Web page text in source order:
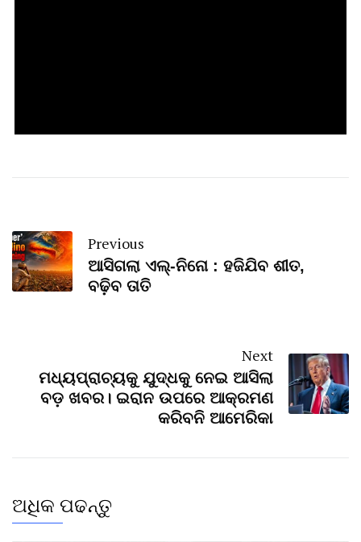
Previous
ଆସିଗଲା ଏଲ୍‌-ନିନୋ : ହଜିଯିବ ଶୀତ,
ବଢ଼ିବ ତାତି
Next
ମଧ୍ୟପ୍ରାଚ୍ୟକୁ ଯୁଦ୍ଧକୁ ନେଇ ଆସିଲା
ବଡ଼ ଖବର। ଇରାନ ଉପରେ ଆକ୍ରମଣ
କରିବନି ଆମେରିକା
ଅଧିକ ପଢନ୍ତୁ